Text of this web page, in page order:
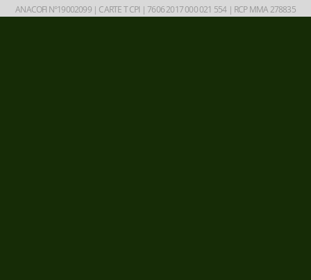
ANACOFI N°19002099 | CARTE T CPI | 7606 2017 000 021 554 | RCP MMA 278835